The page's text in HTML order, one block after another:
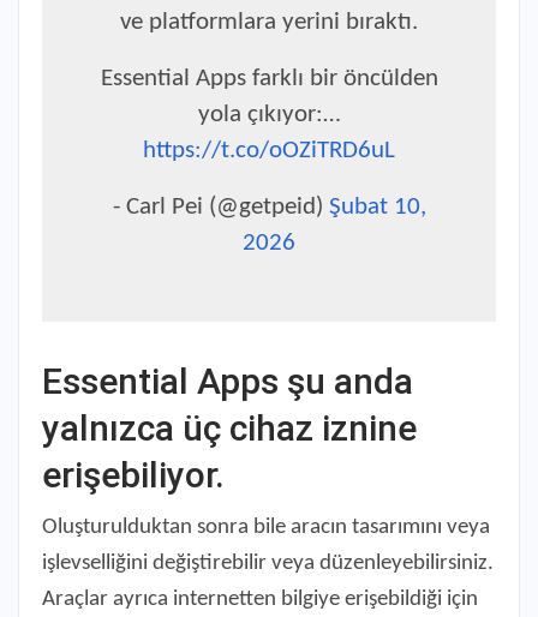
ve platformlara yerini bıraktı.
Essential Apps farklı bir öncülden
yola çıkıyor:…
https://t.co/oOZiTRD6uL
- Carl Pei (@getpeid) Şubat 10,
2026
Essential Apps şu anda
yalnızca üç cihaz iznine
erişebiliyor.
Oluşturulduktan sonra bile aracın tasarımını veya
işlevselliğini değiştirebilir veya düzenleyebilirsiniz.
Araçlar ayrıca internetten bilgiye erişebildiği için